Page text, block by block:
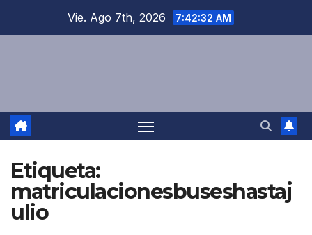
Vie. Ago 7th, 2026 7:42:33 AM
Etiqueta:
matriculacionesbuseshastaj
ulio